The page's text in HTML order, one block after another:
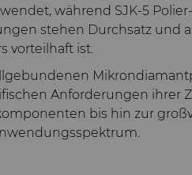
während SJK-5
stehen Durchsatz und
vorteilhaft ist.
Anforderungen ihrer
bis hin zur